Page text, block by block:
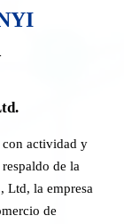
con actividad y
de la
Ltd, la empresa
de